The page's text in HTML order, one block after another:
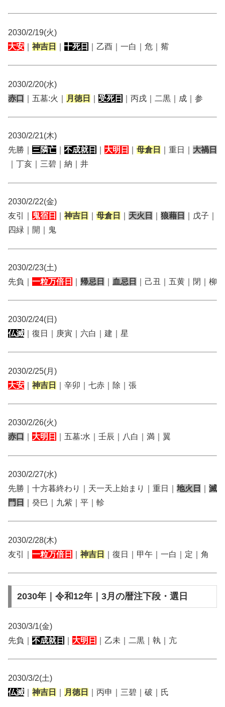
2030/2/19(火)
大安
神吉日 十死日 ｜乙酉｜一白｜危｜觜
2030/2/20(水)
赤口
｜五墓:火｜ 月徳日 受死日 ｜丙戌｜二黒｜成｜参
2030/2/21(木)
先勝｜ 三隣亡 不成就日 大明日 母倉日 ｜重日｜ 大禍日
｜丁亥｜三碧｜納｜井
2030/2/22(金)
友引｜
鬼宿日 神吉日 母倉日 天火日 狼藉日
｜戊子｜
四緑｜開｜鬼
2030/2/23(土)
先負｜ 一粒万倍日 帰忌日 血忌日 ｜己丑｜五黄｜閉｜柳
2030/2/24(日)
仏滅 ｜復日｜庚寅｜六白｜建｜星
2030/2/25(月)
大安
神吉日 ｜辛卯｜七赤｜除｜張
2030/2/26(火)
赤口
大明日 ｜五墓:水｜壬辰｜八白｜満｜翼
2030/2/27(水)
先勝｜十方暮終わり｜天一天上始まり｜重日｜ 地火日
滅
門日
｜癸巳｜九紫｜平｜軫
2030/2/28(木)
友引｜ 一粒万倍日 神吉日 ｜復日｜甲午｜一白｜定｜角
2030年｜令和12年｜3月の暦注下段・選日
2030/3/1(金)
先負｜ 不成就日 大明日 ｜乙未｜二黒｜執｜亢
2030/3/2(土)
仏滅
神吉日 月徳日 ｜丙申｜三碧｜破｜氏